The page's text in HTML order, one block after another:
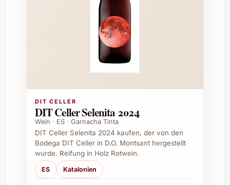
Geschenke für Weinliebhaber an
Geburtstagen oder Jubiläen
Mitbringsel zu festlichen Familienfeiern
oder Hochzeiten
Kleines Dankeschön für
Geschäftspartner und Kunden
Aufwerten von festlichen Menüs an
Weihnachten oder Silvester
Einsatzmöglichkeiten und Genuss
Der Riesling Trocken von Dr. Bürklin Wolf
eignet sich hervorragend zu leichten Speisen
DIT CELLER
DIT Celler Selenita 2024
Wein · ES · Garnacha Tinta
DIT Celler Selenita 2024 kaufen, der von den
Bodega DIT Celler in D.O. Montsant hergestellt
wurde. Reifung in Holz Rotwein.
ES Katalonien